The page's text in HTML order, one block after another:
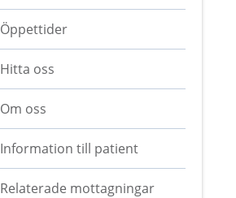
Öppettider
Hitta oss
Om oss
Information till patient
Relaterade mottagningar